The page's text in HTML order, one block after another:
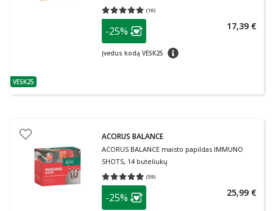
patarimas
VESK25
(16)
Vidutinis įvertinimas 5.00
patarimas
Lojalumo klubo narių nuolaida
-25%
Įvedus kodą VESK25 patarimas
17,39 €
ACORUS BALANCE
ACORUS BALANCE maisto papildas IMMUNO
SHOTS, 14 buteliukų
(59)
Vidutinis įvertinimas 4.92
patarimas
Lojalumo klubo narių nuolaida
-25% 25,99 €